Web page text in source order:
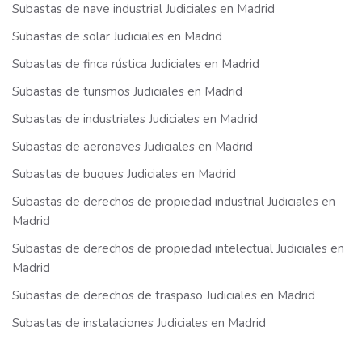
Subastas de nave industrial Judiciales en Madrid
Subastas de solar Judiciales en Madrid
Subastas de finca rústica Judiciales en Madrid
Subastas de turismos Judiciales en Madrid
Subastas de industriales Judiciales en Madrid
Subastas de aeronaves Judiciales en Madrid
Subastas de buques Judiciales en Madrid
Subastas de derechos de propiedad industrial Judiciales en
Madrid
Subastas de derechos de propiedad intelectual Judiciales en
Madrid
Subastas de derechos de traspaso Judiciales en Madrid
Subastas de instalaciones Judiciales en Madrid